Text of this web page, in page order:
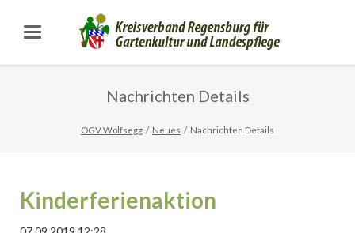
Nachrichten Details
OGV Wolfsegg Neues Nachrichten Details
Kinderferienaktion